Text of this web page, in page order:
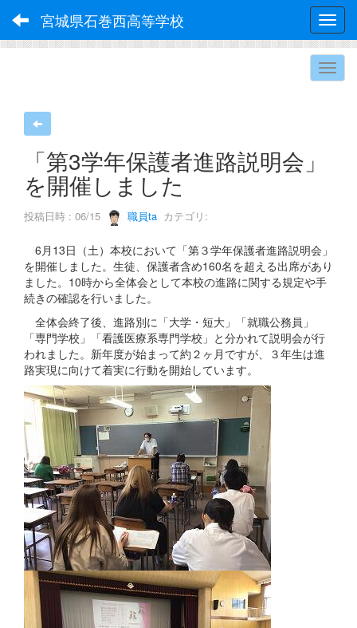
宮城県石巻西高等学校
「第3学年保護者進路説明会」
を開催しました
投稿日時 : 06/15 職員ta カテゴリ:
6月13日（土）本校において「第３学年保護者進路説明会」
を開催しました。生徒、保護者含め160名を超える出席があり
ました。10時から全体会として本校の進路に関する規定や手
続きの確認を行いました。
全体会終了後、進路別に「大学・短大」「就職公務員」
「専門学校」「看護医療系専門学校」と分かれて説明会が行
われました。新年度が始まって約２ヶ月ですが、３年生は進
路実現に向けて着実に行動を開始しています。